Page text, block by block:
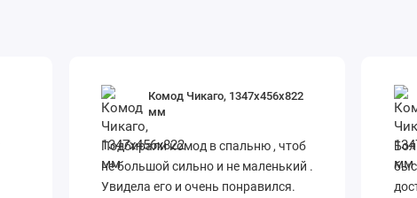
Комод Чикаго, 1347х456х822
мм
Подбирали комод в спальню , чтоб
не большой сильно и не маленький .
Увидела его и очень понравился.